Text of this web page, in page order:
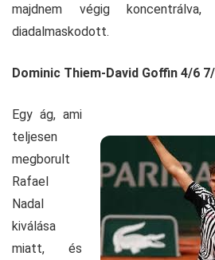
majdnem végig koncentrálva,
diadalmaskodott.
Dominic Thiem-David Goffin 4/6
Egy ág, ami
teljesen
megborult
Rafael
Nadal
kiválása
miatt, és